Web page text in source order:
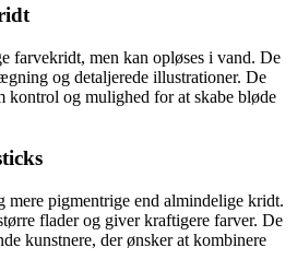
farvekridt, men kan opløses i vand. De
og detaljerede illustrationer. De
kontrol og mulighed for at skabe bløde
pigmentrige end almindelige kridt.
flader og giver kraftigere farver. De
kunstnere, der ønsker at kombinere